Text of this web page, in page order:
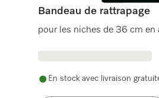
Bandeau de rattrapage
pour les niches de 36 cm
En stock avec livraison